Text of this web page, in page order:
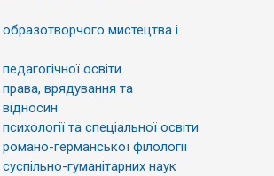
мистецтва і
освіти
врядування та
та спеціальної освіти
германської філології
гуманітарних наук